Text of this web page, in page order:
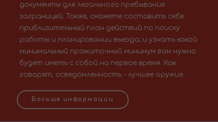
документы для легального пребывания
заграницей. Также, сможете составить себе
приблизительный план действий по поиску
работы и планировании выезда; и узнать какой
минимальный прожиточный минимум вам нужно
будет иметь с собой на первое время. Как
говорят, осведомленность - лучшее оружие.
Больше информации